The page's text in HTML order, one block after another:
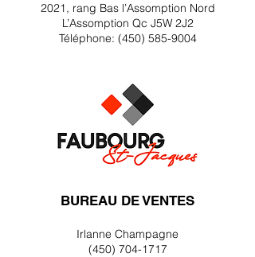
2021, rang Bas l’Assomption Nord
L’Assomption Qc J5W 2J2
Téléphone: (450) 585-9004
BUREAU DE VENTES
Irlanne Champagne
(450) 704-1717